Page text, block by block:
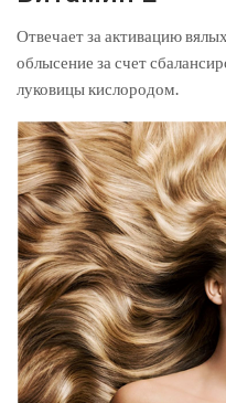
Отвечает за активацию
облысение за счет
луковицы кислородом.